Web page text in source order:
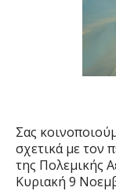
Σας
σχετικά με τον
της Πολεμικής
Κυριακή 9